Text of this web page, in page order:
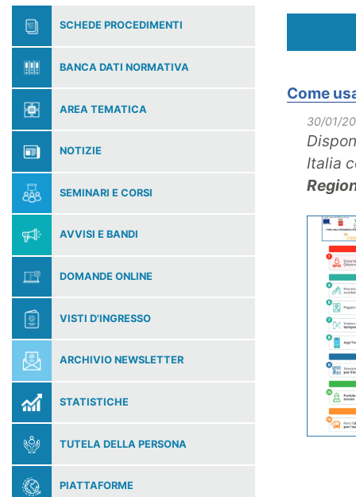
SCHEDE PROCEDIMENTI
BANCA DATI NORMATIVA
AREA TEMATICA
NOTIZIE
SEMINARI E CORSI
AVVISI E BANDI
DOMANDE ONLINE
VISTI D'INGRESSO
ARCHIVIO NEWSLETTER
STATISTICHE
TUTELA DELLA PERSONA
PIATTAFORME
Come
30/01/
Italia